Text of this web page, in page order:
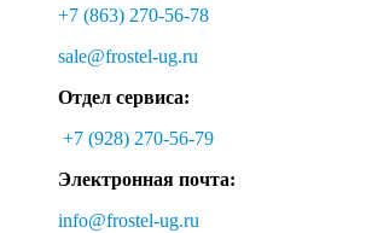
+7 (863) 270-56-78
sale@frostel-ug.ru
Отдел сервиса:
+7 (928) 270-56-79
Электронная почта:
info@frostel-ug.ru